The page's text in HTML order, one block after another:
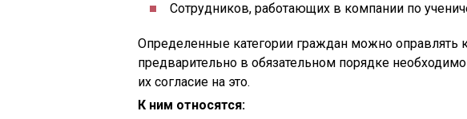
Сотрудников, работающих в компании по
Определенные категории граждан можно оправлять
предварительно в обязательном порядке
их согласие на это.
К ним относятся: